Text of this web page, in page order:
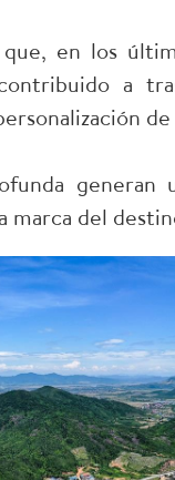
en los
a
generan
marca del